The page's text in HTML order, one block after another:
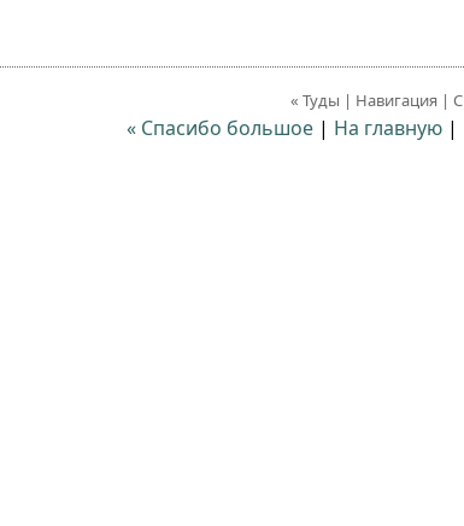
« Туды | Навигация |
« Спасибо большое | На главную |